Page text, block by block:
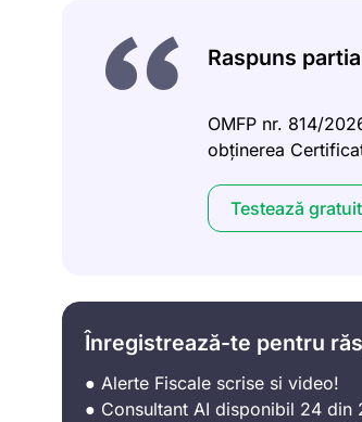
Raspuns
OMFP nr. 814/
obținerea
Testează gratuit
Înregistrează-te pentru
● Alerte Fiscale scrise si video!
● Consultant AI disponibil 24 din